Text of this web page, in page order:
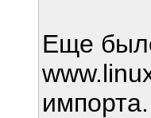
Еще
импорта.